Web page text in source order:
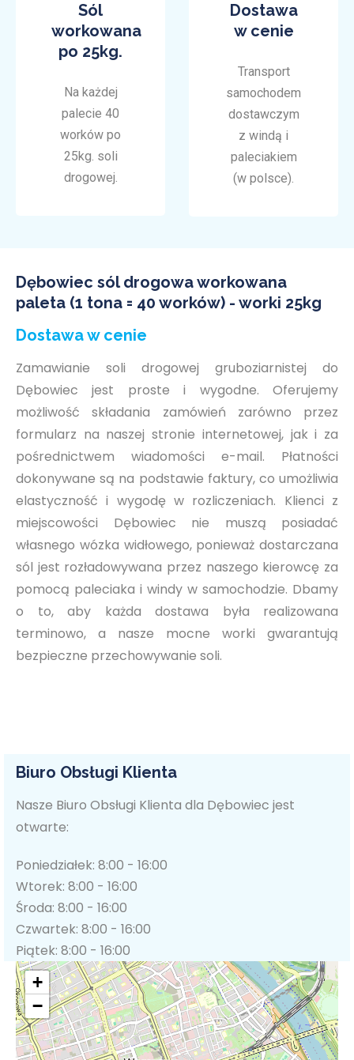
Sól
workowana
po 25kg.
Na każdej
palecie 40
worków po
25kg. soli
drogowej.
Dostawa
w cenie
Transport
samochodem
dostawczym
z windą i
paleciakiem
(w polsce).
Dębowiec sól drogowa workowana
paleta (1 tona = 40 worków) - worki 25kg
Dostawa w cenie
Zamawianie soli drogowej gruboziarnistej do
Dębowiec jest proste i wygodne. Oferujemy
możliwość składania zamówień zarówno przez
formularz na naszej stronie internetowej, jak i za
pośrednictwem wiadomości e-mail. Płatności
dokonywane są na podstawie faktury, co umożliwia
elastyczność i wygodę w rozliczeniach. Klienci z
miejscowości Dębowiec nie muszą posiadać
własnego wózka widłowego, ponieważ dostarczana
sól jest rozładowywana przez naszego kierowcę za
pomocą paleciaka i windy w samochodzie. Dbamy
o to, aby każda dostawa była realizowana
terminowo, a nasze mocne worki gwarantują
bezpieczne przechowywanie soli.
Biuro Obsługi Klienta
Nasze Biuro Obsługi Klienta dla Dębowiec jest
otwarte:
Poniedziałek: 8:00 - 16:00
Wtorek: 8:00 - 16:00
Środa: 8:00 - 16:00
Czwartek: 8:00 - 16:00
Piątek: 8:00 - 16:00
+
−